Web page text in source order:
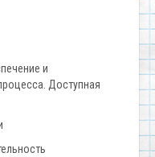
и
Доступная